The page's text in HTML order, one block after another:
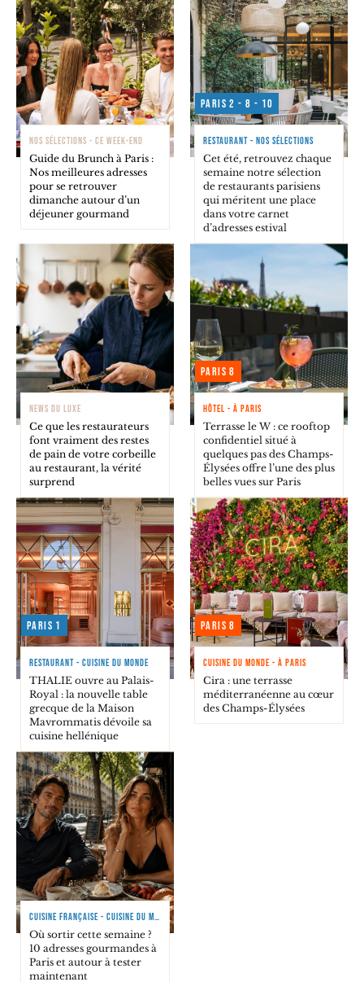
NOS SÉLECTIONS - CE WEEK-END
Guide du Brunch à Paris :
Nos meilleures adresses
pour se retrouver
dimanche autour d’un
déjeuner gourmand
Paris 2 - 8 - 10
RESTAURANT - NOS SÉLECTIONS
Cet été, retrouvez chaque
semaine notre sélection
de restaurants parisiens
qui méritent une place
dans votre carnet
d’adresses estival
NEWS DU LUXE
Ce que les restaurateurs
font vraiment des restes
de pain de votre corbeille
au restaurant, la vérité
surprend
Paris 8
HÔTEL - À PARIS
Terrasse le W : ce rooftop
confidentiel situé à
quelques pas des Champs-
Élysées offre l’une des plus
belles vues sur Paris
Paris 1
RESTAURANT - CUISINE DU MONDE
THALIE ouvre au Palais-
Royal : la nouvelle table
grecque de la Maison
Mavrommatis dévoile sa
cuisine hellénique
Paris 8
CUISINE DU MONDE - À PARIS
Cira : une terrasse
méditerranéenne au cœur
des Champs-Élysées
CUISINE FRANÇAISE - CUISINE DU MONDE
Où sortir cette semaine ?
10 adresses gourmandes à
Paris et autour à tester
maintenant